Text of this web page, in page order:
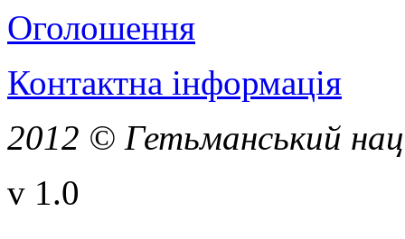
Оголошення
Контактна інформація
2012 © Гетьманський
v 1.0